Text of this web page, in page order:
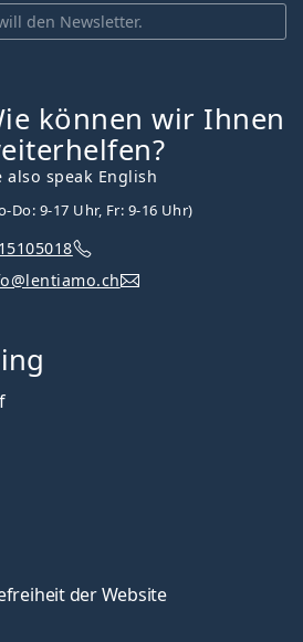
den Newsletter.
können wir Ihnen
also speak English
Do: 9-17 Uhr, Fr: 9-16 Uhr)
der Website